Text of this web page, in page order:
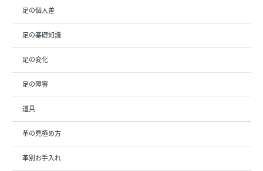
足の個人差
足の基礎知識
足の変化
足の障害
道具
革の見極め方
革別お手入れ